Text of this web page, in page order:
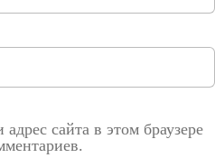
сайта в этом браузере